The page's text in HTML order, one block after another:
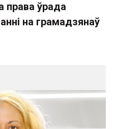
права ўрада
на грамадзянаў